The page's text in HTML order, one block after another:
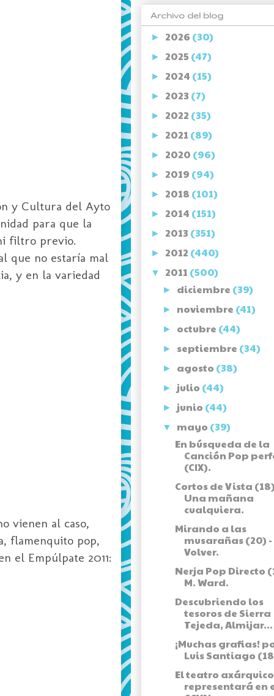
y Cultura del Ayto
para que la
filtro previo.
que no estaría mal
y en la variedad
vienen al caso,
flamenquito pop,
el Empúlpate 2011:
Archivo del blog
► 2026 (30)
► 2025 (47)
► 2024 (15)
► 2023 (7)
► 2022 (35)
► 2021 (89)
► 2020 (96)
► 2019 (94)
► 2018 (101)
► 2014 (151)
► 2013 (351)
► 2012 (440)
▼ 2011 (500)
► diciembre (39)
► noviembre (41)
► octubre (44)
► septiembre (34)
► agosto (38)
► julio (44)
► junio (44)
▼ mayo (39)
En búsqueda de la
Canción Pop
(CIX).
Cortos de Vista
Una mañana
cualquiera.
Mirando a las
musarañas (20) -
Volver.
Nerja Pop Directo
M. Ward.
Descubriendo los
tesoros de Sierra
Tejeda, Almijar...
¡Muchas grafias!
Luis Santiago
El teatro
representará en